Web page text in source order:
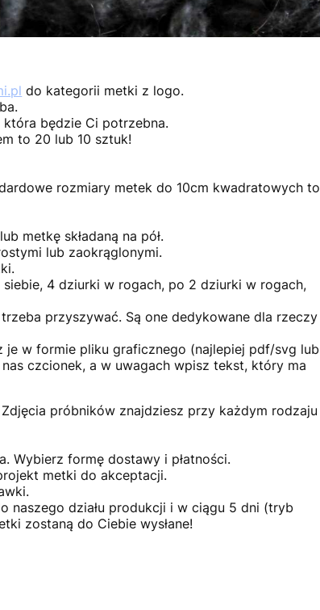
do kategorii metki z logo.
będzie Ci potrzebna.
to 20 lub 10 sztuk!
rozmiary metek do 10cm kwadratowych
metkę składaną na pół.
lub zaokrąglonymi.
4 dziurki w rogach, po 2 dziurki w rogach,
przyszywać. Są one dedykowane dla rzeczy
je w formie pliku graficznego (najlepiej pdf/svg lub
czcionek, a w uwagach wpisz tekst, który ma
próbników znajdziesz przy każdym rodzaju
Wybierz formę dostawy i płatności.
metki do akceptacji.
naszego działu produkcji i w ciągu 5 dni (tryb
zostaną do Ciebie wysłane!